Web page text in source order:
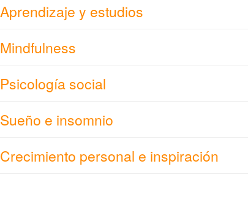
Aprendizaje y estudios
Mindfulness
Psicología social
Sueño e insomnio
Crecimiento personal e inspiración